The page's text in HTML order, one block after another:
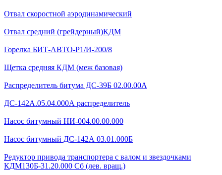
Отвал скоростной аэродинамический
Отвал средний (грейдерный)КДМ
Горелка БИТ-АВТО-Р1/И-200/8
Щетка средняя КДМ (меж базовая)
Распределитель битума ДС-39Б 02.00.00А
ДС-142А.05.04.000А распределитель
Насос битумный НИ-004.00.00.000
Насос битумный ДС-142А 03.01.000Б
Редуктор привода транспортера с валом и звездочками
КДМ130Б-31.20.000 Сб (лев. вращ.)